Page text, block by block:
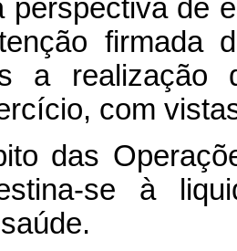
perspectiva de
firmada
a realização
com
das
se à